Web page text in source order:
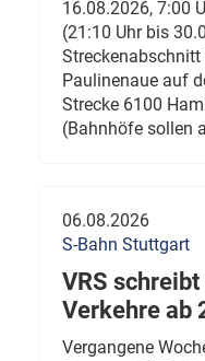
16.08.2026, 7:00
(21:10 Uhr bis
Paulinenaue auf
Strecke 6100
(Bahnhöfe sollen
06.08.2026
S-Bahn Stuttgart
VRS schreibt
Verkehre ab
Vergangene